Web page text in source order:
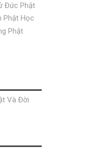
Đức Phật
Phật Học
Phật
Và Đời